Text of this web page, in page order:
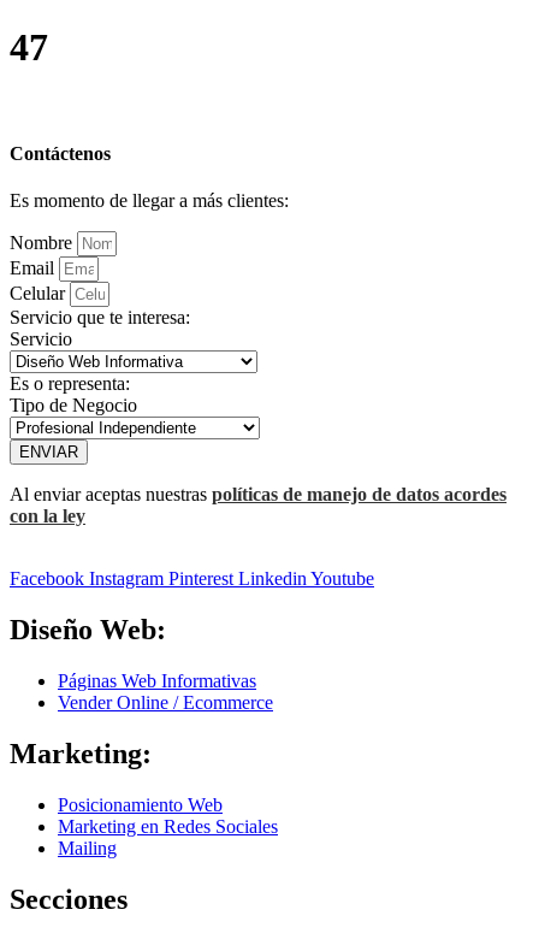
47
Contáctenos
Es momento de llegar a más clientes:
Nombre
Email
Celular
Servicio que te interesa:
Servicio
Es o representa:
Tipo de Negocio
ENVIAR
Al enviar aceptas nuestras políticas de manejo de datos acordes
con la ley
Facebook Instagram Pinterest LinkedinYoutube
Diseño Web:
Páginas Web Informativas
Vender Online / Ecommerce
Marketing:
Posicionamiento Web
Marketing en Redes Sociales
Mailing
Secciones